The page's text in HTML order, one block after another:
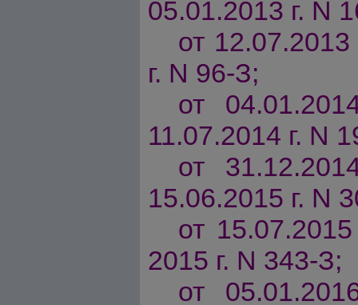
05.01.2013 г. N
от
г. N 96-З;
от
11.07.2014 г. N
от
15.06.2015 г. N
от
2015 г. N 343-З;
от